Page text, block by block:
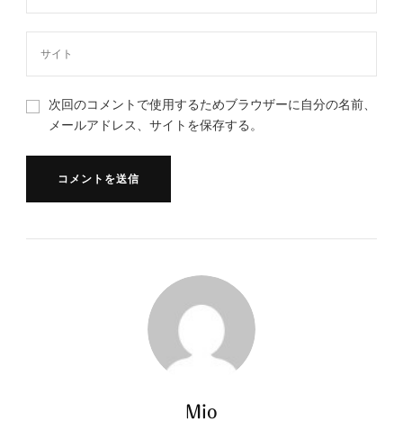
次回のコメントで使用するためブラウザーに自分の名前、
メールアドレス、サイトを保存する。
Mio